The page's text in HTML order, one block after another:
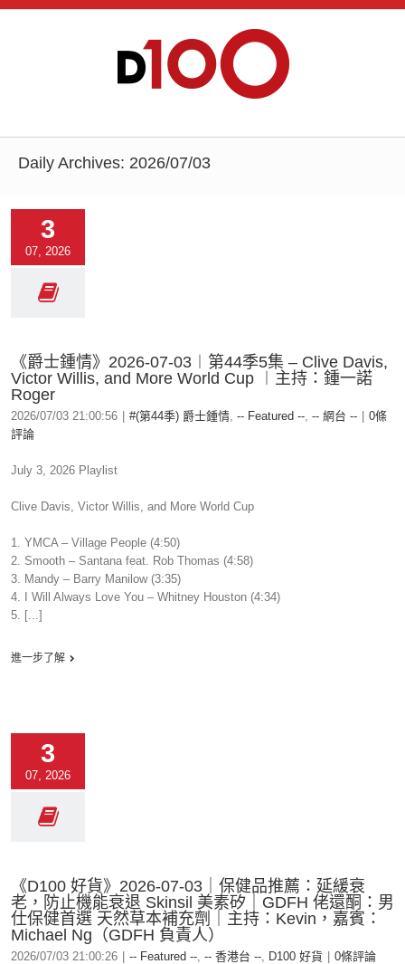
Daily Archives: 2026/07/03
3
07, 2026
《爵士鍾情》2026-07-03︱第44季5集 – Clive Davis,
Victor Willis, and More World Cup ︱主持：鍾一諾
Roger
2026/07/03 21:00:56 #(第44季) 爵士鍾情, -- Featured --, -- 網台 --
0條
評論
July 3, 2026 Playlist
Clive Davis, Victor Willis, and More World Cup
1. YMCA – Village People (4:50)
2. Smooth – Santana feat. Rob Thomas (4:58)
3. Mandy – Barry Manilow (3:35)
4. I Will Always Love You – Whitney Houston (4:34)
5. [...]
進一步了解
3
07, 2026
《D100 好貨》2026-07-03｜保健品推薦：延緩衰
老，防止機能衰退 Skinsil 美素矽｜GDFH 佬還酮：男
仕保健首選 天然草本補充劑｜主持：Kevin，嘉賓：
Michael Ng（GDFH 負責人）
2026/07/03 21:00:26 -- Featured --, -- 香港台 --, D100 好貨 0條評論